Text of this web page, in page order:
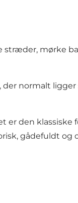
mørke
der normalt
er den
gådefuldt og